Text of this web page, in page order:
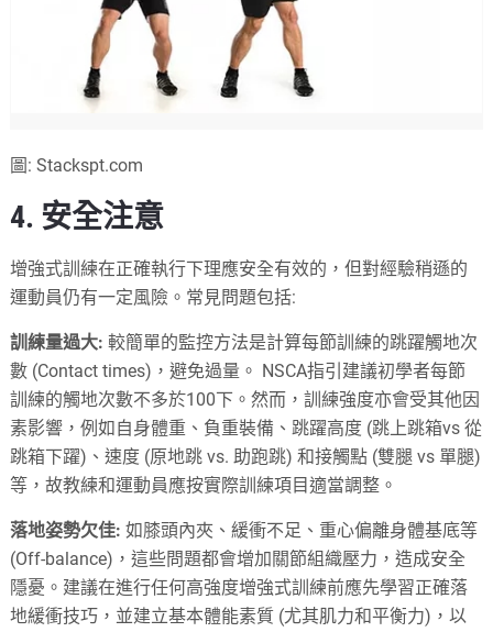
圖: Stackspt.com
4. 安全注意
增強式訓練在正確執行下理應安全有效的，但對經驗稍遜的
運動員仍有一定風險。常見問題包括:
訓練量過大: 較簡單的監控方法是計算每節訓練的跳躍觸地次
數 (Contact times)，避免過量。 NSCA指引建議初學者每節
訓練的觸地次數不多於100下。然而，訓練強度亦會受其他因
素影響，例如自身體重、負重裝備、跳躍高度 (跳上跳箱vs 從
跳箱下躍)、速度 (原地跳 vs. 助跑跳) 和接觸點 (雙腿 vs 單腿)
等，故教練和運動員應按實際訓練項目適當調整。
落地姿勢欠佳: 如膝頭內夾、緩衝不足、重心偏離身體基底等
(Off-balance)，這些問題都會增加關節組織壓力，造成安全
隱憂。建議在進行任何高強度增強式訓練前應先學習正確落
地緩衝技巧，並建立基本體能素質 (尤其肌力和平衡力)，以